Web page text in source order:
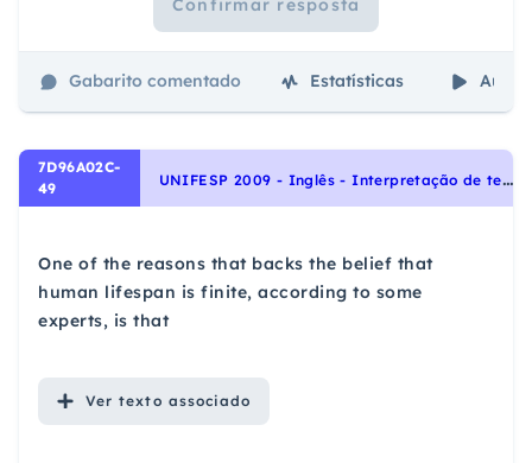
Confirmar resposta
Gabarito comentado Estatísticas Aulas
7D96A02C-
49
U
NIFESP 2009 - Inglês - Interpretação de texto | Reading comprehension
One of the reasons that backs the belief that
human lifespan is finite, according to some
experts, is that
Ver texto associado